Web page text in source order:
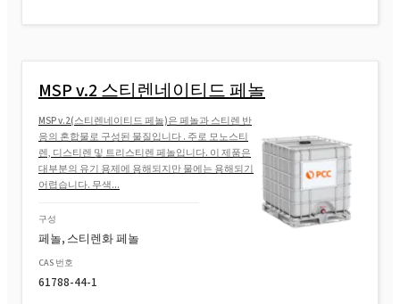
MSP v.2 스티렌네이티드 페놀
MSP v.2(스티렌네이티드 페놀)은 페놀과 스티렌 반
응의 혼합물로 구성된 물질입니다 . 주로 모노스티
렌, 디스티렌 및 트리스티렌 페놀입니다. 이 제품은
대부분의 유기 용제에 용해되지만 물에는 용해되기
어렵습니다. 무색...
구성
페놀, 스티렌화 페놀
CAS 번호
61788-44-1